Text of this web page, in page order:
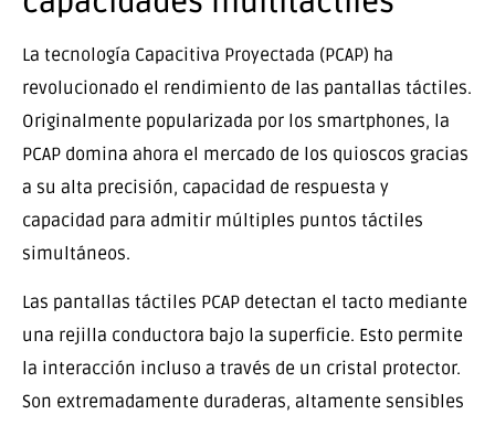
La tecnología Capacitiva Proyectada (PCAP) ha
revolucionado el rendimiento de las pantallas táctiles.
Originalmente popularizada por los smartphones, la
PCAP domina ahora el mercado de los quioscos gracias
a su alta precisión, capacidad de respuesta y
capacidad para admitir múltiples puntos táctiles
simultáneos.
Las pantallas táctiles PCAP detectan el tacto mediante
una rejilla conductora bajo la superficie. Esto permite
la interacción incluso a través de un cristal protector.
Son extremadamente duraderas, altamente sensibles